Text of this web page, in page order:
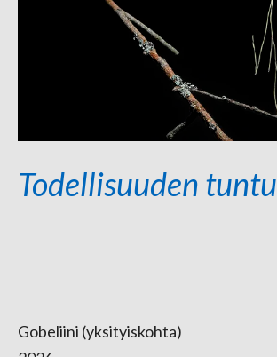
Todellisuuden tuntu
Gobeliini (yksityiskohta)